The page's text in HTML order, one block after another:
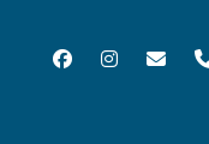
facebookinstagram